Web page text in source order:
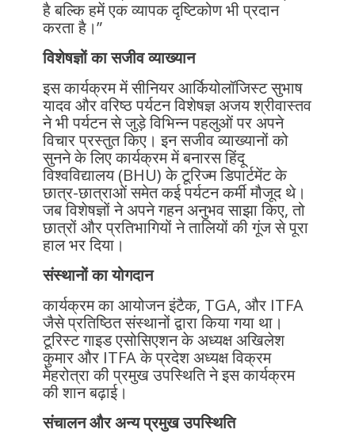
है बल्कि हमें एक व्यापक दृष्टिकोण भी प्रदान
करता है।”
विशेषज्ञों का सजीव व्याख्यान
इस कार्यक्रम में सीनियर आर्कियोलॉजिस्ट सुभाष
यादव और वरिष्ठ पर्यटन विशेषज्ञ अजय श्रीवास्तव
ने भी पर्यटन से जुड़े विभिन्न पहलुओं पर अपने
विचार प्रस्तुत किए। इन सजीव व्याख्यानों को
सुनने के लिए कार्यक्रम में बनारस हिंदू
विश्वविद्यालय (BHU) के टूरिज्म डिपार्टमेंट के
छात्र-छात्राओं समेत कई पर्यटन कर्मी मौजूद थे।
जब विशेषज्ञों ने अपने गहन अनुभव साझा किए, तो
छात्रों और प्रतिभागियों ने तालियों की गूंज से पूरा
हाल भर दिया।
संस्थानों का योगदान
कार्यक्रम का आयोजन इंटैक, TGA, और ITFA
जैसे प्रतिष्ठित संस्थानों द्वारा किया गया था।
टूरिस्ट गाइड एसोसिएशन के अध्यक्ष अखिलेश
कुमार और ITFA के प्रदेश अध्यक्ष विक्रम
मेहरोत्रा की प्रमुख उपस्थिति ने इस कार्यक्रम
की शान बढ़ाई।
संचालन और अन्य प्रमुख उपस्थिति